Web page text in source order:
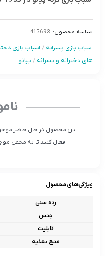
شناسه محصول: 417693
اسباب بازی پسرانه / اسباب بازی
های دخترانه و پسرانه / پیانو
این محصول در حال حاضر موجود
فعال کنید تا به محض
ویژگی‌های محصول
رده سنی
جنس
قابلیت
منبع تغذیه